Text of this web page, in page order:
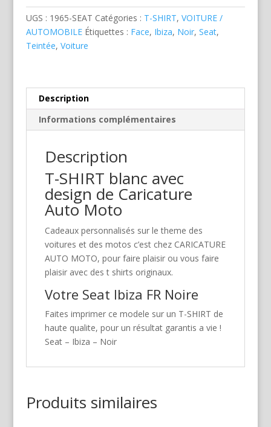
UGS : 1965-SEAT Catégories : T-SHIRT, VOITURE /
AUTOMOBILE Étiquettes : Face, Ibiza, Noir, Seat,
Teintée, Voiture
Description
Informations complémentaires
Description
T-SHIRT blanc avec
design de Caricature
Auto Moto
Cadeaux personnalisés sur le theme des
voitures et des motos c’est chez CARICATURE
AUTO MOTO, pour faire plaisir ou vous faire
plaisir avec des t shirts originaux.
Votre Seat Ibiza FR Noire
Faites imprimer ce modele sur un T-SHIRT de
haute qualite, pour un résultat garantis a vie !
Seat – Ibiza – Noir
Produits similaires